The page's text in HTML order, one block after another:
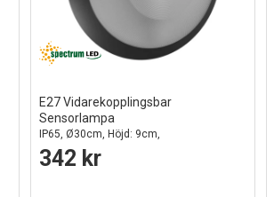
E27 Vidarekopplingsbar
Sensorlampa
IP65, Ø30cm, Höjd: 9cm,
Mikrovågssensor, IK08, utan ljuskälla
342 kr